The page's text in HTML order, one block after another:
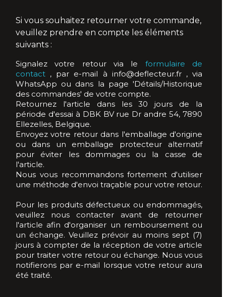
Camaro 6 (2016-2024)
Le Baron (1986-1995)
PT Cruiser (2004-2010)
Sebring - Stratus (1996-2007)
Sebring JS (2007-2010)
DS3 (2013-2019)
Copen (2002-2012)
124 Spider (1966-1985)
124 Spider (2015-2020)
Barchetta (1995-2005)
Si vous souhaitez retourner votre commande,
veuillez prendre en compte les éléments
suivants :
Signalez votre retour via le formulaire de
contact , par e-mail à info@deflecteur.fr , via
WhatsApp ou dans la page 'Détails/Historique
des commandes' de votre compte.
Retournez l'article dans les 30 jours de la
période d'essai à DBK BV rue Dr andre 54, 7890
Ellezelles, Belgique.
Envoyez votre retour dans l'emballage d'origine
ou dans un emballage protecteur alternatif
pour éviter les dommages ou la casse de
l'article.
Nous vous recommandons fortement d'utiliser
une méthode d'envoi traçable pour votre retour.
Pour les produits défectueux ou endommagés,
veuillez nous contacter avant de retourner
l'article afin d'organiser un remboursement ou
un échange. Veuillez prévoir au moins sept (7)
jours à compter de la réception de votre article
pour traiter votre retour ou échange. Nous vous
notifierons par e-mail lorsque votre retour aura
été traité.